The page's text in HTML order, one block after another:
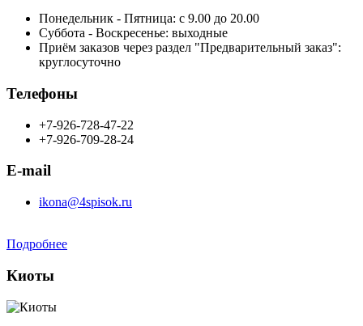
Понедельник - Пятница: с 9.00 до 20.00
Суббота - Воскресенье: выходные
Приём заказов через раздел "Предварительный заказ":
круглосуточно
Телефоны
+7-926-728-47-22
+7-926-709-28-24
E-mail
ikona@4spisok.ru
Подробнее
Киоты